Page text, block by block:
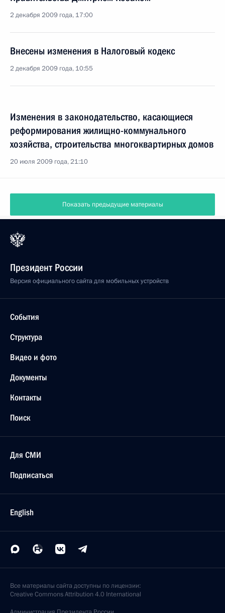
2 декабря 2009 года, 17:00
Внесены изменения в Налоговый кодекс
2 декабря 2009 года, 10:55
Изменения в законодательство, касающиеся
реформирования жилищно-коммунального
хозяйства, строительства многоквартирных домов
20 июля 2009 года, 21:10
Показать предыдущие материалы
Президент России
Версия официального сайта для мобильных устройств
События
Структура
Видео и фото
Документы
Контакты
Поиск
Для СМИ
Подписаться
English
Все материалы сайта доступны по лицензии:
Creative Commons Attribution 4.0 International